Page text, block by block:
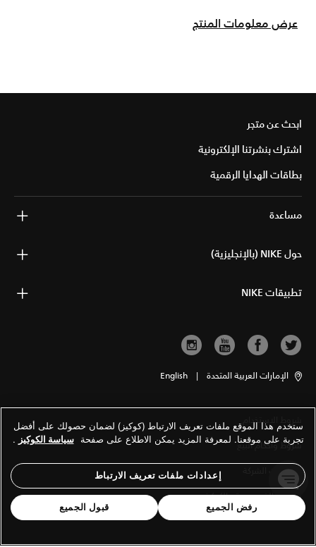
عرض معلومات المنتج
ابحث عن متجر
اشترك بنشرتنا الإلكترونية
بطاقات الهدايا الرقمية
مساعدة
حول NIKE (بالإنجليزية)
تطبيقات NIKE
الإمارات العربية المتحدة |
English
شروط الاستخدام
شروط وأحكام البيع
معلومات الشركة
سياسة الخصوصية والكوكيز
ستخدم هذا الموقع ملفات تعريف الارتباط (كوكيز) لضمان حصولك على أفضل
تجربة على موقعنا. لمعرفة المزيد يمكن الاطلاع على صفحة سياسة الكوكيز .
إعدادات ملفات تعريف الارتباط
رفض الجميع قبول الجميع